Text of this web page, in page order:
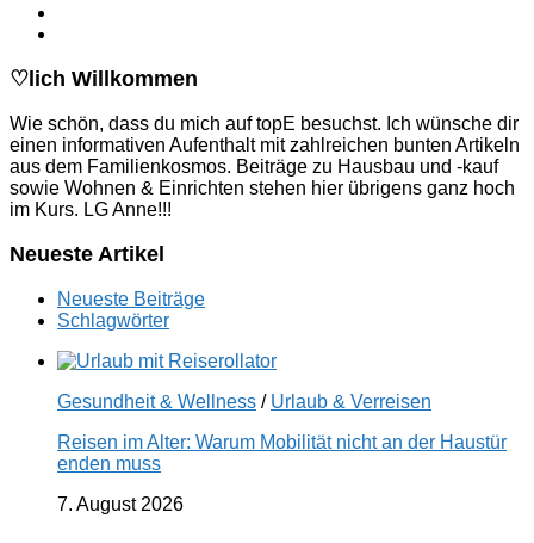
♡lich Willkommen
Wie schön, dass du mich auf topE besuchst. Ich wünsche dir
einen informativen Aufenthalt mit zahlreichen bunten Artikeln
aus dem Familienkosmos. Beiträge zu Hausbau und -kauf
sowie Wohnen & Einrichten stehen hier übrigens ganz hoch
im Kurs. LG Anne!!!
Neueste Artikel
Neueste Beiträge
Schlagwörter
Gesundheit & Wellness / Urlaub & Verreisen
Reisen im Alter: Warum Mobilität nicht an der Haustür
enden muss
7. August 2026